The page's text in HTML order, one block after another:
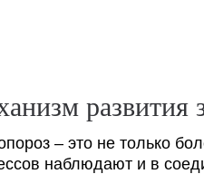
развития
– это не только
наблюдают и в